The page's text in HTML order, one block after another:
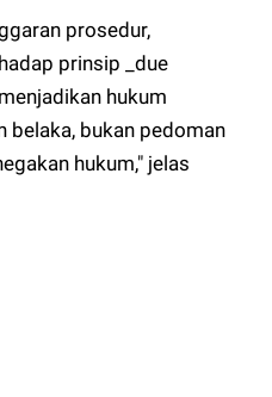
prosedur,
prinsip _due
hukum
belaka, bukan pedoman
hukum," jelas